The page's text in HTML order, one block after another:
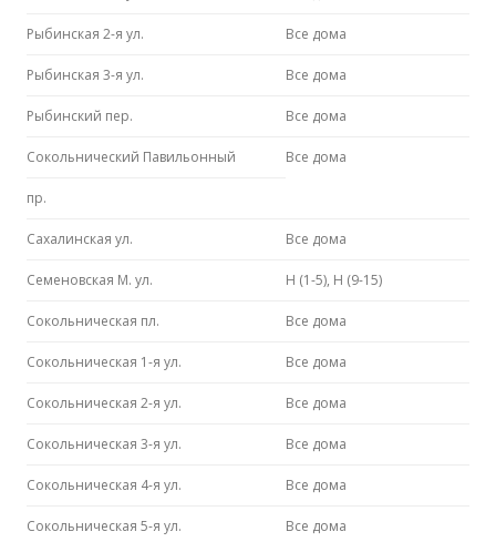
Рыбинская 2-я ул. Все дома
Рыбинская 3-я ул. Все дома
Рыбинский пер. Все дома
Сокольнический Павильонный Все дома
пр.
Сахалинская ул. Все дома
Семеновская М. ул. Н (1-5), Н (9-15)
Сокольническая пл. Все дома
Сокольническая 1-я ул. Все дома
Сокольническая 2-я ул. Все дома
Сокольническая 3-я ул. Все дома
Сокольническая 4-я ул. Все дома
Сокольническая 5-я ул. Все дома